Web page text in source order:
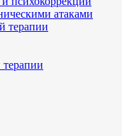
атаками
терапии